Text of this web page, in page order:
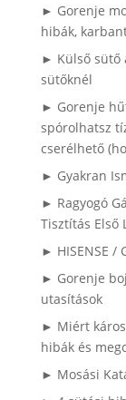
► Gorenje
hibák,
► Külső sütő
sütőknél
► Gorenje
spórolhatsz
cserélhető
► Gyakran
► Ragyogó
Tisztítás Első
► HISENSE /
► Gorenje
utasítások
► Miért
hibák és
► Mosási